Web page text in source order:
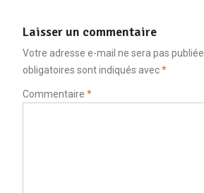
Laisser un commentaire
Votre adresse e-mail ne sera pas publiée.
obligatoires sont indiqués avec*
Commentaire *